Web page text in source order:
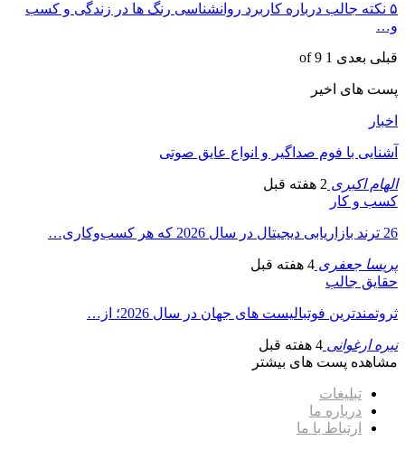
۵ نکته جالب درباره کاربرد روانشناسی رنگ ها در زندگی و کسب
و…
قبلی بعدی 1 of 9
پست های اخیر
اخبار
آشنایی با فوم صداگیر و انواع عایق صوتی
الهام اکبری 2 هفته قبل
کسب و کار
26 ترند بازاریابی دیجیتال در سال 2026 که هر کسب‌وکاری…
پریسا جعفری 4 هفته قبل
حقایق جالب
ثروتمندترین فوتبالیست های جهان در سال 2026؛ از…
نیره ارغوانی 4 هفته قبل
مشاهده پست های بیشتر
تبلیغات
درباره ما
ارتباط با ما